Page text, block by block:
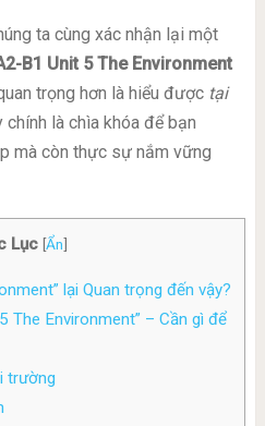
ta cùng xác nhận lại một
B1 Unit 5 The Environment
trọng hơn là hiểu được tại
là chìa khóa để bạn
mà còn thực sự nắm vững
Lục [Ẩn]
lại Quan trọng đến vậy?
The Environment” – Cần gì để
trường